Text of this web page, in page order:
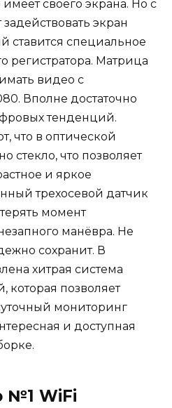
своего экрана. Но с
экран
ставится специальное
регистратора. Матрица
видео с
Вполне достаточно
тенденций.
что в оптической
стекло, что позволяет
и яркое
трехосевой датчик
момент
манёвра. Не
сохранит. В
хитрая система
которая позволяет
мониторинг
и доступная
№1 WiFi